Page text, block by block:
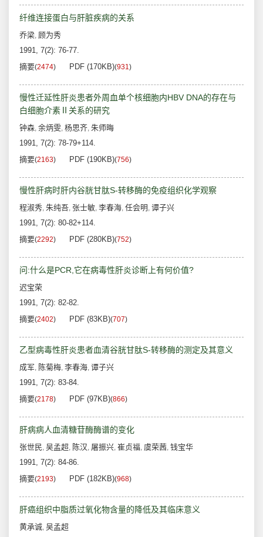
纤维连接蛋白与肝脏疾病的关系
乔梁, 顾为秀
1991, 7(2): 76-77.
摘要(2474) PDF (170KB)(931)
慢性迁延性肝炎患者外周血单个核细胞内HBV DNA的存在与
白细胞介素Ⅱ关系的研究
钟森, 余炳雯, 杨思齐, 朱师晦
1991, 7(2): 78-79+114.
摘要(2163) PDF (190KB)(756)
慢性肝病时肝内谷胱甘肽S-转移酶的免疫组织化学观察
程淑秀, 朱纯吾, 张士敏, 李春海, 任会明 , 谭子兴
1991, 7(2): 80-82+114.
摘要(2292) PDF (280KB)(752)
问:什么是PCR,它在病毒性肝炎诊断上有何价值?
迟宝荣
1991, 7(2): 82-82.
摘要(2402) PDF (83KB)(707)
乙型病毒性肝炎患者血清谷胱甘肽S-转移酶的测定及其意义
成军, 陈菊梅, 李春海, 谭子兴
1991, 7(2): 83-84.
摘要(2178) PDF (97KB)(866)
肝病病人血清糖苷酶酶谱的变化
张世民, 吴孟超, 陈汉, 屠振兴, 崔贞福, 虞荣茜, 钱宝华
1991, 7(2): 84-86.
摘要(2193) PDF (182KB)(968)
肝癌组织中脂质过氧化物含量的降低及其临床意义
黄承诚, 吴孟超